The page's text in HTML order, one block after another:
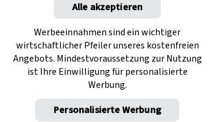
Alle akzeptieren
Werbeeinnahmen sind ein wichtiger
wirtschaftlicher Pfeiler unseres kostenfreien
Angebots. Mindestvoraussetzung zur Nutzung
ist Ihre Einwilligung für personalisierte
Werbung.
Personalisierte Werbung